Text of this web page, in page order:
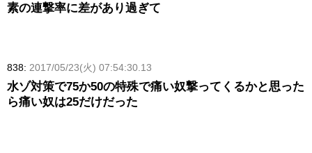
素の連撃率に差があり過ぎて
838: 2017/05/23(火) 07:54:30.13
水ゾ対策で75か50の特殊で痛い奴撃ってくるかと思った
ら痛い奴は25だけだった